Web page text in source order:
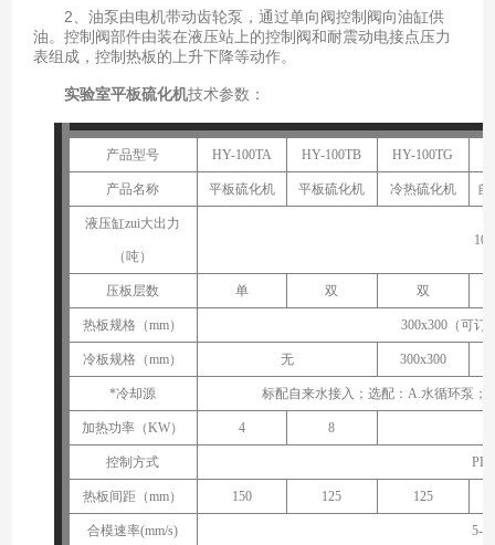
2、油泵由电机带动齿轮泵，通过单向阀控制阀向油缸供
油。控制阀部件由装在液压站上的控制阀和耐震动电接点压力
表组成，控制热板的上升下降等动作。
实验室平板硫化机技术参数：
产品型号 HY-100TA HY-100TB HY-100TG
产品名称 平板硫化机 平板硫化机 冷热硫化机 自
液压缸zui大出力
（吨）
100
压板层数 单 双 双
热板规格（mm） 300x300（可订
冷板规格（mm） 无 300x300
*冷却源 标配自来水接入；选配：A.水循环泵；
加热功率（KW） 4 8
控制方式 PLC
热板间距（mm） 150 125 125
合模速率(mm/s) 5-10